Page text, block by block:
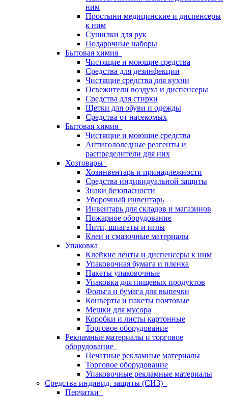
ним
Простыни медицинские и диспенсеры
к ним
Сушилки для рук
Подарочные наборы
Бытовая химия
Чистящие и моющие средства
Средства для дезинфекции
Чистящие средства для кухни
Освежители воздуха и диспенсеры
Средства для стирки
Щетки для обуви и одежды
Средства от насекомых
Бытовая химия
Чистящие и моющие средства
Антигололедные реагенты и
распределители для них
Хозтовары
Хозинвентарь и принадлежности
Средства индивидуальной защиты
Знаки безопасности
Уборочный инвентарь
Инвентарь для складов и магазинов
Пожарное оборудование
Нити, шпагаты и иглы
Клеи и смазочные материалы
Упаковка
Клейкие ленты и диспенсеры к ним
Упаковочная бумага и пленка
Пакеты упаковочные
Упаковка для пищевых продуктов
Фольга и бумага для выпечки
Конверты и пакеты почтовые
Мешки для мусора
Коробки и листы картонные
Торговое оборудование
Рекламные материалы и торговое
оборудование
Печатные рекламные материалы
Торговое оборудование
Упаковочные рекламные материалы
Средства индивид. защиты (СИЗ)
Перчатки